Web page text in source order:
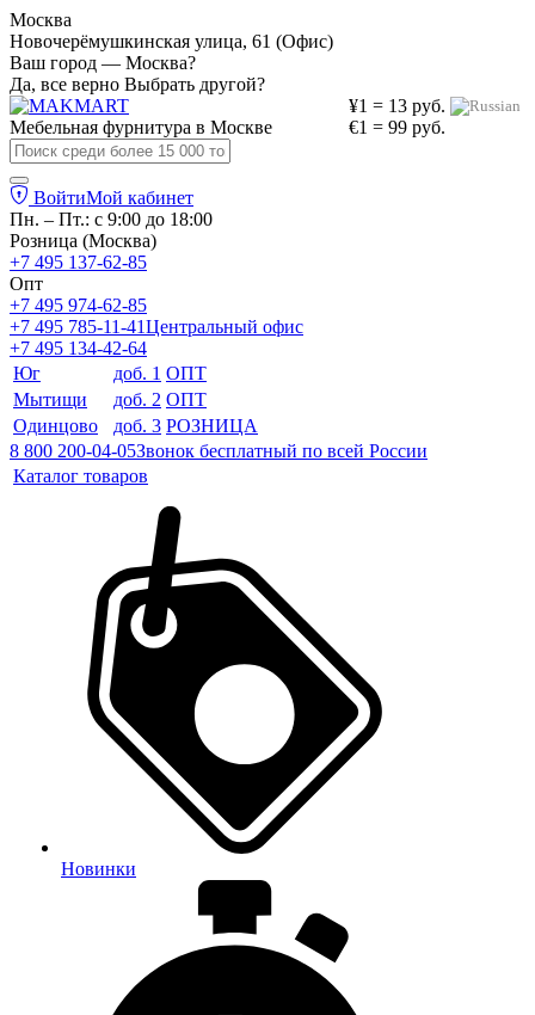
Москва
Новочерёмушкинская улица, 61 (Офис)
Ваш город — Москва?
Да, все верно Выбрать другой?
¥1 = 13 руб.
€1 = 99 руб.
Мебельная фурнитура в Москве
ВойтиМой кабинет
Пн. – Пт.: с 9:00 до 18:00
Розница (Москва)
+7 495 137-62-85
Опт
+7 495 974-62-85
+7 495 785-11-41Центральный офис
+7 495 134-42-64
Юг
доб. 1 ОПТ
Мытищи
доб. 2 ОПТ
Одинцово
доб. 3 РОЗНИЦА
8 800 200-04-05Звонок бесплатный по всей России
Каталог товаров
Новинки